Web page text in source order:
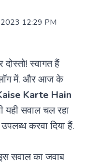
12:29 PM
स्वागत हैं
में. और आज के
Karte Hain
सवाल चल रहा
करवा दिया हैं.
सवाल का जवाब